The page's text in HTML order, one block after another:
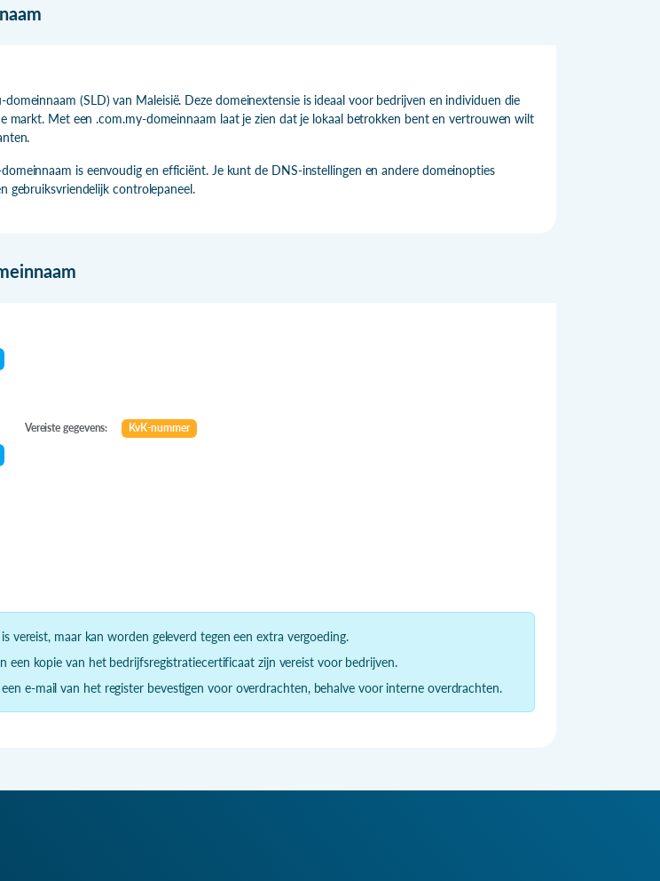
(SLD) van Maleisië. Deze domeinextensie is ideaal voor bedrijven en individuen die
markt. Met een .com.my-domeinnaam laat je zien dat je lokaal betrokken bent en vertrouwen wilt
is eenvoudig en efficiënt. Je kunt de DNS-instellingen en andere domeinopties
gebruiksvriendelijk controlepaneel.
Vereiste gegevens: KvK-nummer
vereist, maar kan worden geleverd tegen een extra vergoeding.
een kopie van het bedrijfsregistratiecertificaat zijn vereist voor bedrijven.
e-mail van het register bevestigen voor overdrachten, behalve voor interne overdrachten.